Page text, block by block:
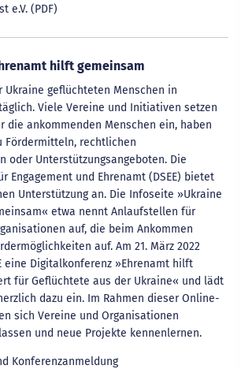
e.V. (PDF)
hilft gemeinsam
Ukraine geflüchteten Menschen in
Viele Vereine und Initiativen setzen
die ankommenden Menschen ein, haben
Fördermitteln, rechtlichen
oder Unterstützungsangeboten. Die
Engagement und Ehrenamt (DSEE) bietet
Unterstützung an. Die Infoseite »Ukraine
etwa nennt Anlaufstellen für
auf, die beim Ankommen
auf. Am 21. März 2022
eine Digitalkonferenz »Ehrenamt hilft
für Geflüchtete aus der Ukraine« und lädt
dazu ein. Im Rahmen dieser Online-
sich Vereine und Organisationen
und neue Projekte kennenlernen.
Konferenzanmeldung